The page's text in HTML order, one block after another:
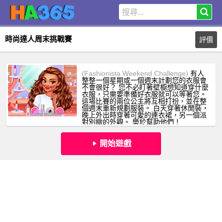
時尚達人周末挑戰賽 評價
(Fashionista Weekend Challenge) 有人
整整一個星期或一個週末計劃您的衣服會
不會很好？ 您不必盯著壁櫥想知道穿什麼
衣服，只需要準備好衣服就可以等著您。
這場比賽的兩位公主將互相打扮，並在整
個週末重新規劃服裝。 白天穿著休閒裝，
晚上外出時穿著可愛的連衣裙，另一個派
對別緻的外觀。 樂於幫助他們！
開始遊戲